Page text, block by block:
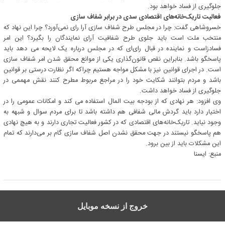
جلوگیری از فساد خواهد بود.
فعالیت تاریک‌خانه‌های اقتصادی سدی در برابر شفاف سازی
خسروشاهی گفت: چرا در مجلس طرح شفاف سازی آرا رای نمی‌آورد؟ چرا این نهاد که
منتخب ملت است باید جلوی طرح شفافیت آرای نمایندگان را بگیرد؟ این امر
فسادزاست و نماینده در قبال رای‌ای که در مجلس درباره یک لایحه می دهد باید
پاسخگو باشد. بنابراین نقص قانون‌گذاری یکی از موانع محقق شدن امر شفاف سازی
است. در اجرای قوانین نیز با مشکل مواجه هستیم چراکه اگر نظارت درستی بر قوانین
باشد و مردم بتوانند شکایت خود را در مراجع مربوط مطرح کنند نقش مهممی در
جلوگیری از فساد خواهد داشت.
وی افزود: هر نهادی که از بودجه بیت المال استفاده می کند و امکانات عمومی را در
اختیار دارد باید گردش مالی شفافی هم داشته باشد تا برای مردم سوال و شبهه به
وجود نیاید. تاریک‌خانه‌های اقتصادی که در کشور فعالیت تجاری دارند و به هیچ نهادی
هم پاسخگو نیستند در جهت محقق نشدن اصل شفاف سازی گام بر می‌دارند که تمام
این مشکلات باید از بین برود.
منبع: ايسنا
خروج از نسخه موبایل